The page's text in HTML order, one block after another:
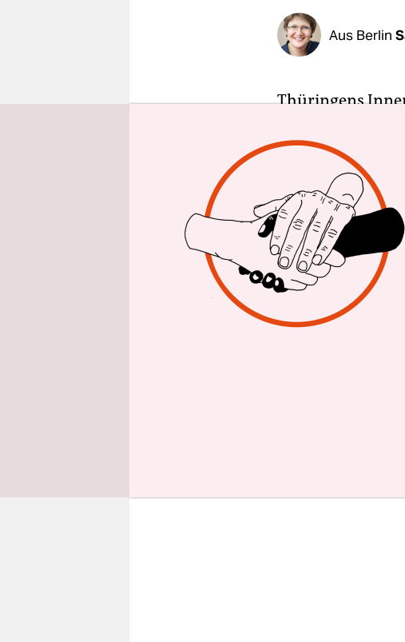
Aus Berlin
Thüringens
es unter den
Impfstofflager
„Die
groß, es hat
der derzeit
Beispiel mit